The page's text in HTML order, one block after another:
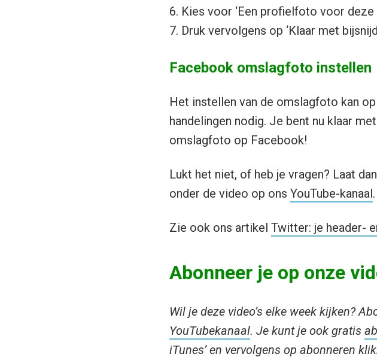
6. Kies voor ‘Een profielfoto voor deze
7. Druk vervolgens op ‘Klaar met
Facebook omslagfoto instellen
Het instellen van de omslagfoto kan
handelingen nodig. Je bent nu klaar
omslagfoto op Facebook!
Lukt het niet, of heb je vragen? Laat
onder de video op ons YouTube-kanaal.
Zie ook ons artikel Twitter: je header-
Abonneer je op onze
Wil je deze video’s elke week kijken?
YouTubekanaal. Je kunt je ook gratis
iTunes’ en vervolgens op abonneren